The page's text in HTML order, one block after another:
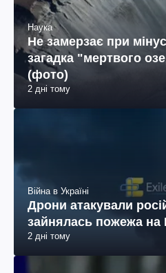
Наука
Не замерзає при
загадка "мертвого
(фото)
2 дні тому
Війна в Україні
Дрони атакували
зайнялась пожежа на
2 дні тому